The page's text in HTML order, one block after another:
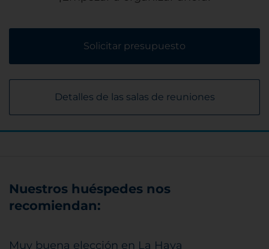
Solicitar presupuesto
Detalles de las salas de reuniones
Nuestros huéspedes nos
recomiendan:
Muy buena elección en La Haya